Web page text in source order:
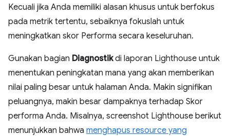
Kecuali jika Anda memiliki alasan khusus untuk berfokus
pada metrik tertentu, sebaiknya fokuslah untuk
meningkatkan skor Performa secara keseluruhan.
Gunakan bagian Diagnostikdi laporan Lighthouse untuk
menentukan peningkatan mana yang akan memberikan
nilai paling besar untuk halaman Anda. Makin signifikan
peluangnya, makin besar dampaknya terhadap Skor
performa Anda. Misalnya, screenshot Lighthouse berikut
menunjukkan bahwa menghapus resource yang